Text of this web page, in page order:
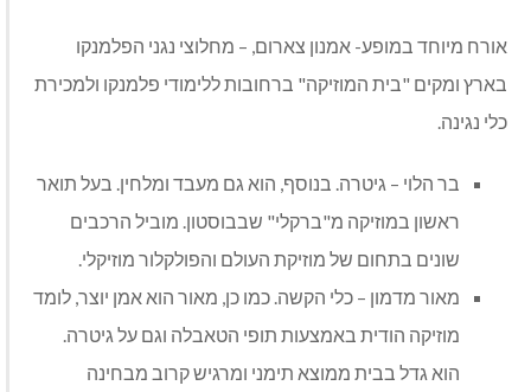
אורח מיוחד במופע- אמנון צארום, – מחלוצי נגני הפלמנקו
בארץ ומקים "בית המוזיקה" ברחובות ללימודי פלמנקו ולמכירת
כלי נגינה.
בר הלוי – גיטרה. בנוסף, הוא גם מעבד ומלחין. בעל תואר
ראשון במוזיקה מ"ברקלי" שבבוסטון. מוביל הרכבים
שונים בתחום של מוזיקת העולם והפולקלור מוזיקלי.
מאור מדמון – כלי הקשה. כמו כן, מאור הוא אמן יוצר, לומד
מוזיקה הודית באמצעות תופי הטאבלה וגם על גיטרה.
הוא גדל בבית ממוצא תימני ומרגיש קרוב מבחינה